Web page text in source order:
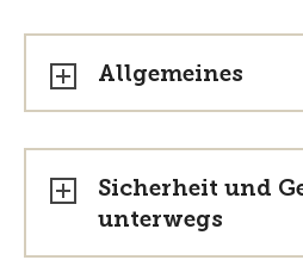
Allgemeines
Sicherheit und
unterwegs